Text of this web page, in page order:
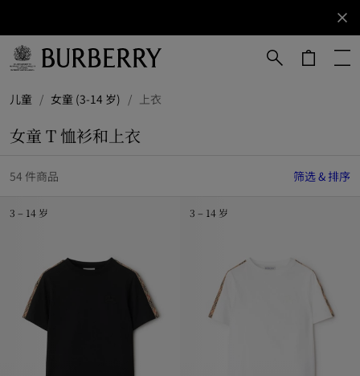
订阅获取
Burberry
品牌资
儿童 / 女童 (3-14 岁) / 上衣
女童 T 恤衫和上衣
54 件商品 筛选 & 排序
3 – 14 岁 3 – 14 岁